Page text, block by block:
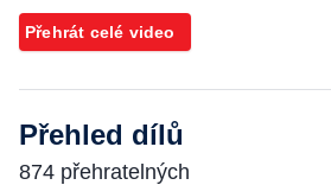
Přehrát celé video
Přehled dílů
874 přehratelných